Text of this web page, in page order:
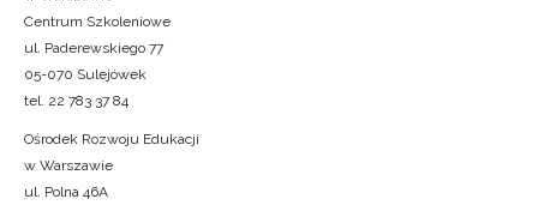
Centrum Szkoleniowe
ul. Paderewskiego 77
05-070 Sulejówek
tel. 22 783 37 84
Ośrodek Rozwoju Edukacji
w Warszawie
ul. Polna 46A